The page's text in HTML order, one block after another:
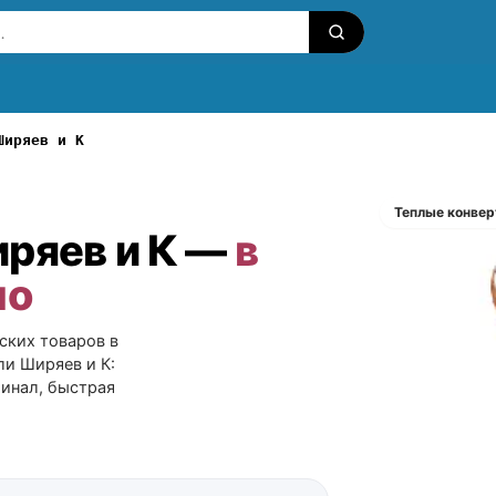
и К
и К —в
товаров в
Ширяев и К:
быстрая
Теплые